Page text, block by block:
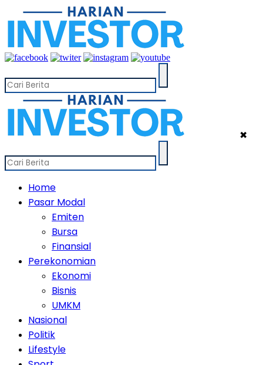
✖
Home
Pasar Modal
Emiten
Bursa
Finansial
Perekonomian
Ekonomi
Bisnis
UMKM
Nasional
Politik
Lifestyle